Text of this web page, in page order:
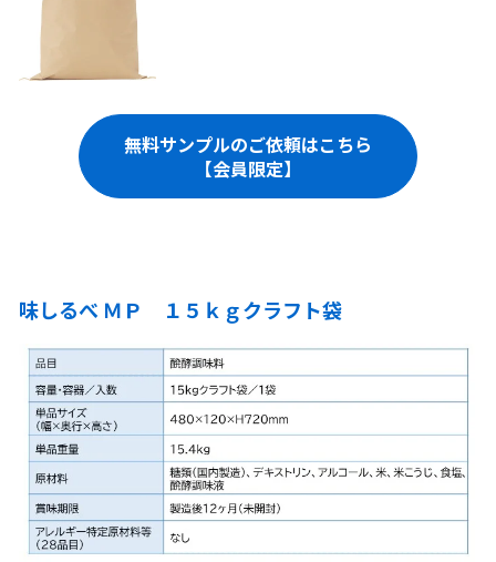
無料サンプルのご依頼はこちら
【会員限定】
味しるべ ＭＰ １５ｋｇクラフト袋